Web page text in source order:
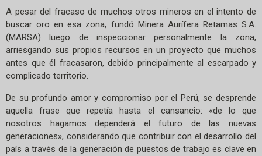
A pesar del fracaso de muchos otros mineros en el intento de
buscar oro en esa zona, fundó Minera Aurífera Retamas S.A.
(MARSA) luego de inspeccionar personalmente la zona,
arriesgando sus propios recursos en un proyecto que muchos
antes que él fracasaron, debido principalmente al escarpado y
complicado territorio.
De su profundo amor y compromiso por el Perú, se desprende
aquella frase que repetía hasta el cansancio: «de lo que
nosotros hagamos dependerá el futuro de las nuevas
generaciones», considerando que contribuir con el desarrollo del
país a través de la generación de puestos de trabajo es clave en